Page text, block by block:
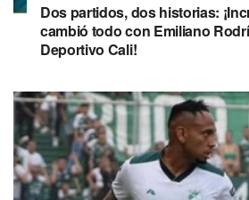
Dos partidos, dos historias:
cambió todo con Emiliano
Deportivo Cali!